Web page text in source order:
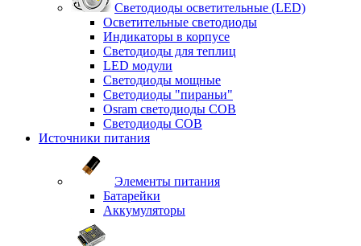
Светодиоды осветительные (LED)
Осветительные светодиоды
Индикаторы в корпусе
Светодиоды для теплиц
LED модули
Светодиоды мощные
Светодиоды "пираньи"
Osram светодиоды COB
Светодиоды COB
Источники питания
Элементы питания
Батарейки
Аккумуляторы